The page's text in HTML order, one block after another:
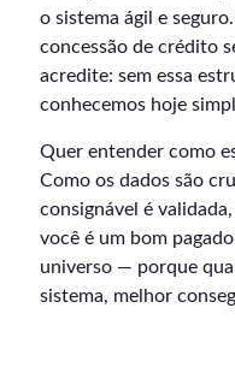
o sistema ágil e
concessão de crédito
acredite: sem essa
conhecemos hoje
Quer entender como
Como os dados são
consignável é
você é um bom
universo — porque
sistema, melhor